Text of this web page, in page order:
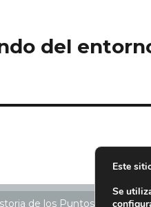
del
de los Puntos SIGRE
Este
Se